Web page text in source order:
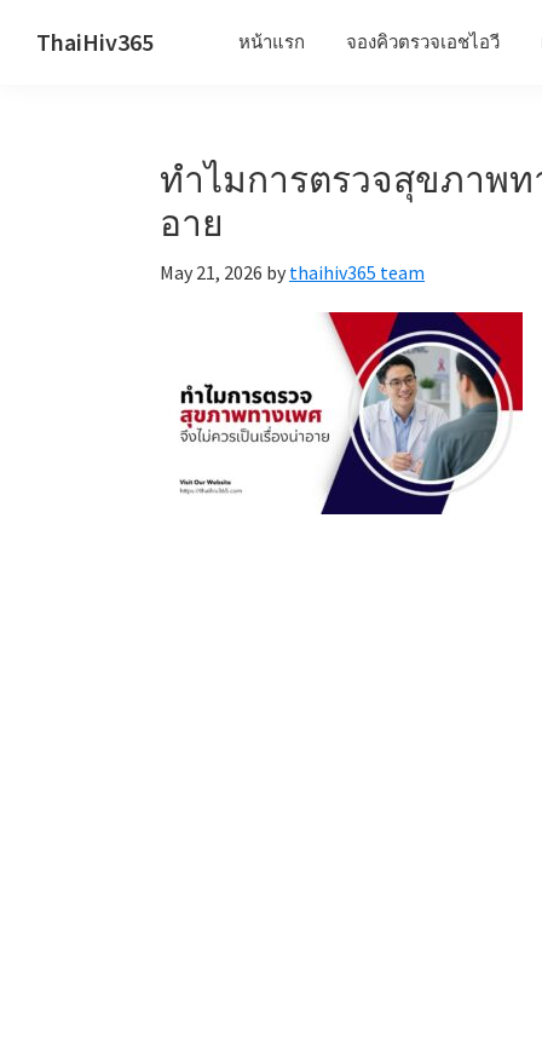
ThaiHiv365 หน้าแรก จองคิวตรวจเอชไอวี
ทำไมการตรวจสุขภาพท
อาย
May 21, 2026 by thaihiv365 team